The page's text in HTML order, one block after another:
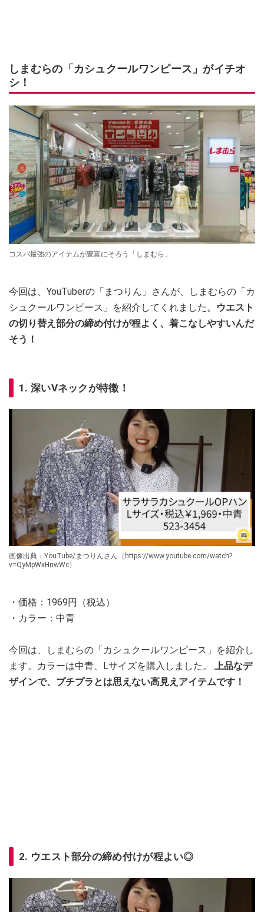
しまむらの「カシュクールワンピース」がイチオ
シ！
コスパ最強のアイテムが豊富にそろう「しまむら」
今回は、YouTuberの「まつりん」さんが、しまむらの「カ
シュクールワンピース」を紹介してくれました。
ウエスト
の切り替え部分の締め付けが程よく、着こなしやすいんだ
そう！
1. 深いVネックが特徴！
画像出典：YouTube/まつりんさん（https://www.youtube.com/watch?
v=QyMpWxHnwWc）
・価格：1969円（税込）
・カラー：中青
今回は、しまむらの「カシュクールワンピース」を紹介し
ます。カラーは中青、Lサイズを購入しました。 上品なデ
ザインで、プチプラとは思えない高見えアイテムです！
2. ウエスト部分の締め付けが程よい◎